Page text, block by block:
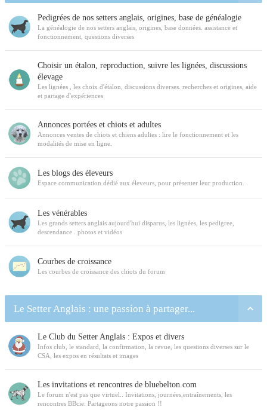
Pedigrées de nos setters anglais, origines, base de généalogie
La généalogie de nos setters anglais, origines, base données. assistance et
fonctionnement, questions diverses
Choisir un étalon, reproduction, suivre les lignées, discussions
élevage
Les lignées , les choix d'étalon, discussions diverses. recherches et origines, aide
et partage d'expériences
Annonces portées et chiots et adultes
Annonces ventes de chiots et chiens adultes : lire le fonctionnement et les
modalités de mise en ligne.
Les blogs des éleveurs
Espace communication dédié aux éleveurs, pour présenter leur production.
Les vénérables
Les grands setters anglais aujourd'hui disparus, les lignées, les pedigree,
descendance . photos et vidéos
Courbes de croissance
Les courbes de croissance des chiots du forum
Le Setter Anglais : une passion à partager...
Le Club du Setter Anglais : Expos et divers
Infos club, le standard, la confirmation, la revue, les questions diverses sur le
CSA, les expos en résultats et images
Les invitations et rencontres de bluebelton.com
Le forum n'est pas que virtuel.. Invitations, journées,entraînements, les
rencontres BBcie: Partageons notre passion !!